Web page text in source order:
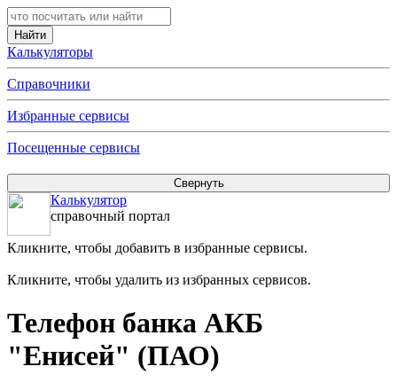
Калькуляторы
Справочники
Избранные сервисы
Посещенные сервисы
Калькулятор
справочный портал
Кликните, чтобы добавить в избранные сервисы.
Кликните, чтобы удалить из избранных сервисов.
Телефон банка АКБ
"Енисей" (ПАО)